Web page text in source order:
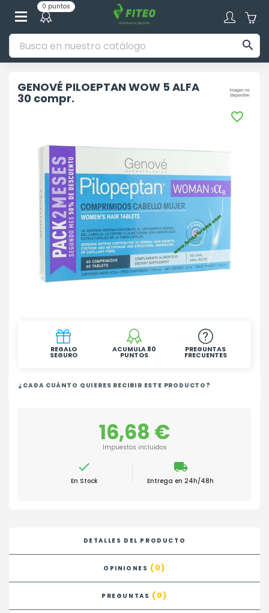
0 puntos

GENOVÉ PILOEPTAN WOW 5 ALFA
30 compr.

REGALO
SEGURO
ACUMULA 80
PUNTOS
PREGUNTAS
FRECUENTES
¿CADA CUÁNTO QUIERES RECIBIR ESTE PRODUCTO?
16,68 €
Impuestos incluidos

En Stock
local_shipping
Entrega en 24h/48h
DETALLES DEL PRODUCTO
OPINIONES (0)
PREGUNTAS (0)